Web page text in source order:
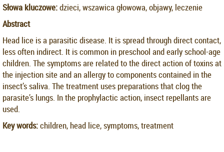
Słowa kluczowe:dzieci, wszawica głowowa, objawy, leczenie
Abstract
Head lice is a parasitic disease. It is spread through direct contact,
less often indirect. It is common in preschool and early school-age
children. The symptoms are related to the direct action of toxins at
the injection site and an allergy to components contained in the
insect’s saliva. The treatment uses preparations that clog the
parasite’s lungs. In the prophylactic action, insect repellants are
used.
Key words:children, head lice, symptoms, treatment